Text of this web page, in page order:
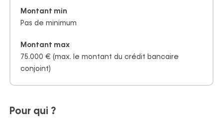
Montant min
Pas de minimum
Montant max
75.000 € (max. le montant du crédit bancaire
conjoint)
Pour qui ?